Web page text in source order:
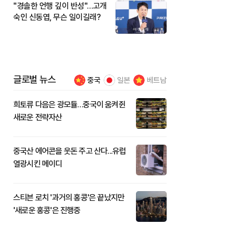
"경솔한 언행 깊이 반성"…고개
숙인 신동엽, 무슨 일이길래?
글로벌 뉴스 중국 일본 베트남
희토류 다음은 광모듈…중국이 움켜쥔
새로운 전략자산
중국산 에어콘을 웃돈 주고 산다...유럽
열광시킨 메이디
스티븐 로치 '과거의 홍콩'은 끝났지만
'새로운 홍콩'은 진행중